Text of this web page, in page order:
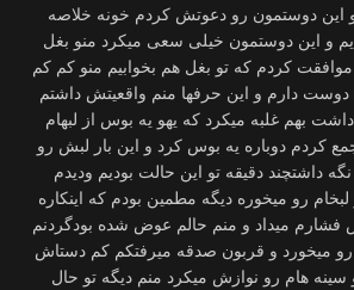
این دوستمون رو دعوتش کردم خونه خلاصه
و این دوستمون خیلی سعی میکرد منو بغل
موافقت کردم که تو بغل هم بخوابیم منو کم کم
دارم و این حرفها منم واقعیتش داشتم
بهم غلبه میکرد که یهو یه بوس از لبهام
کردم دوباره یه بوس کرد و این بار لبش رو
داشتچند دقیقه تو این حالت بودیم ودیدم
رو میخوره دیگه مطمین بودم که اینکاره
میداد و منم حالم عوض شده بودگردنم
میخورد و قربون صدقه میرفتکم کم دستاش
سینه هام رو نوازش میکرد منم دیگه تو حال